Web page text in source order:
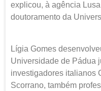
explicou, à agência
doutoramento da
Lígia Gomes
Universidade de Pádua
investigadores italianos
Scorrano, também